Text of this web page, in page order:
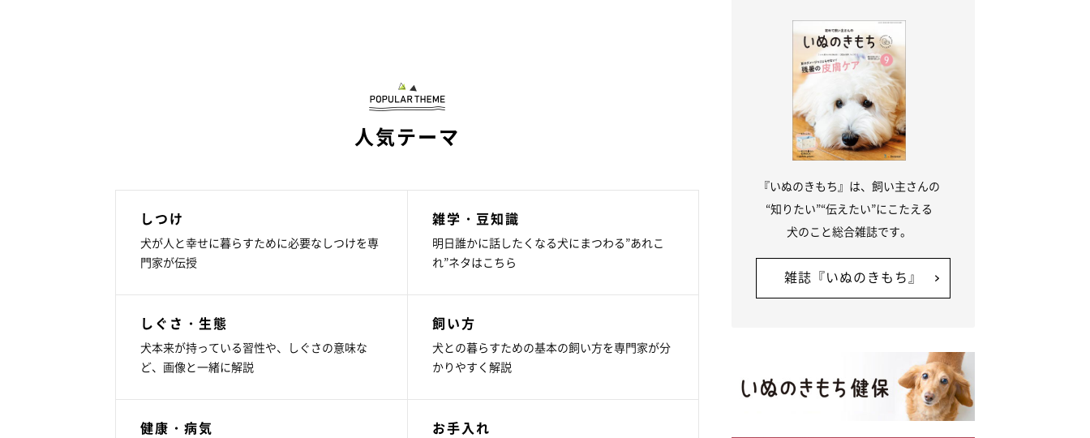
人気テーマ
しつけ
犬が人と幸せに暮らすために必要なしつけを専
門家が伝授
雑学・豆知識
明日誰かに話したくなる犬にまつわる”あれこ
れ”ネタはこちら
しぐさ・生態
犬本来が持っている習性や、しぐさの意味な
ど、画像と一緒に解説
飼い方
犬との暮らすための基本の飼い方を専門家が分
かりやすく解説
健康・病気 お手入れ
『いぬのきもち』は、飼い主さんの
“知りたい”“伝えたい”にこたえる
犬のこと総合雑誌です。
雑誌『いぬのきもち』